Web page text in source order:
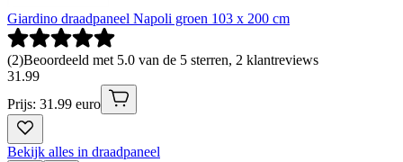
Giardino draadpaneel Napoli groen 103 x 200 cm
(2)Beoordeeld met 5.0 van de 5 sterren, 2 klantreviews
31 .99
Prijs: 31.99 euro
Bekijk alles in draadpaneel